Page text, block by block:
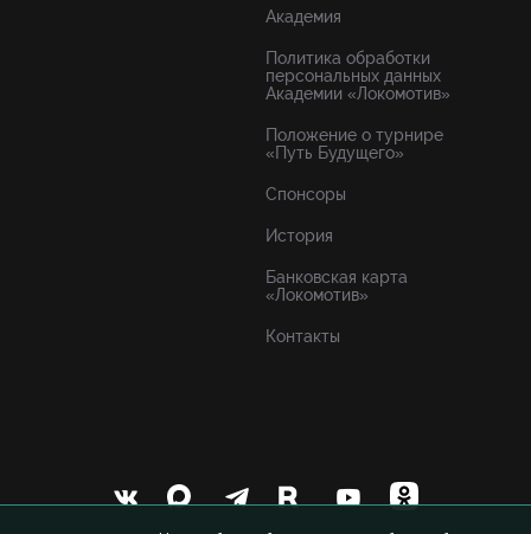
Академия
Политика обработки
персональных данных
Академии «Локомотив»
Положение о турнире
«Путь Будущего»
Спонсоры
История
Банковская карта
«Локомотив»
Контакты